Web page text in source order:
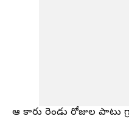
ఆ కారు రెండు రోజుల